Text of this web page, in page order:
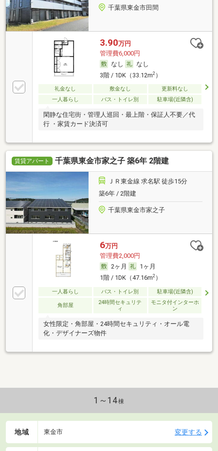
千葉県東金市田間
3.90万円
管理費6,000円
なし
なし
3階 / 1DK（33.12m2）
礼金なし 敷金なし
更新料なし
一人暮らし
バス・トイレ別 駐車場(近隣含)
閑静な住宅街・管理人巡回・最上階・保証人不要／代
行 ・家賃カード決済可
賃貸アパート 千葉県東金市家之子 築6年 2階建
ＪＲ東金線 求名駅 徒歩15分
築6年 / 2階建
千葉県東金市家之子
6万円
管理費2,000円
2ヶ月
1ヶ月
1階 / 1DK（47.16m2）
一人暮らし バス・トイレ別 駐車場(近隣含)
角部屋
24時間セキュリテ
ィ
モニタ付インターホ
ン
女性限定・角部屋・24時間セキュリティ・オール電
化・デザイナーズ物件
1～14棟
地域 東金市 変更する